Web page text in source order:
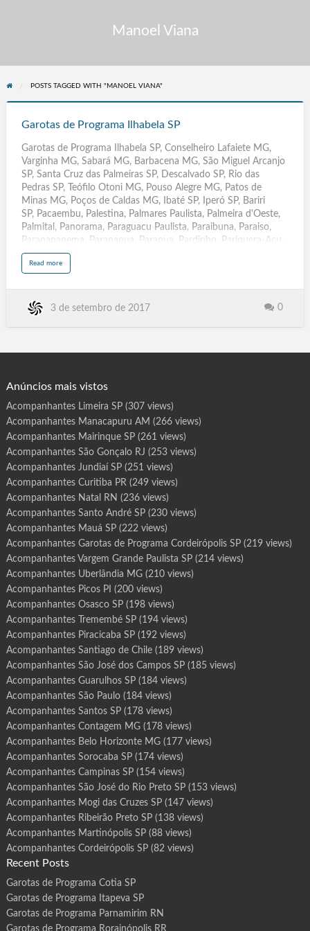
Manoel Viana
POSTS TAGGED WITH "MANOEL VIANA"
Ilhabela
Garotas de Programa Ilhabela SP
Garotas de Programa Ilhabela SP, Conselheiro Lafaiete MG,
Varginha MG, Sabará MG, Barbacena MG, São Miguel Arcanjo
SP, Santa Cruz das Palmeiras SP, Descalvado SP, Rio das
Pedras SP, Teófilo Otoni MG, Pouso Alegre MG, Patos de
Minas MG, Poços de Caldas MG, Ibaté SP, Iperó SP, Bariri
SP, Pacaembu, Palestina, Palmares Paulista, Palmeira d'Oeste,
Palmital, Panorama, Paraguacu Paulista, Paraibuna, Paraiso,
Paranapanema, Paranapua, Parapua, Pardinho, Pariquera-Acu,
Parisi, Patrocinio Paulista, Pauliceia, Paulinia, Paulistania, Paulo
de Faria, Pederneiras, Pedra Bela, Pedranopolis, Pedregulho,
Sul,Pindamonhangaba, Pindorama, Pinhalzinho, Piquerobi,
Read morea
t
a
r
e
r
m
a
l
a
e
l
a
S
P
3 de setembro de 2017 0
Anúncios mais vistos
Acompanhantes Limeira SP(307 views)
Acompanhantes Manacapuru AM (266 views)
Acompanhantes Mairinque SP(261 views)
Acompanhantes São Gonçalo RJ (253 views)
Acompanhantes Jundiaí SP(251 views)
Acompanhantes Curitiba PR(249 views)
Acompanhantes Natal RN (236 views)
Acompanhantes Santo André SP(230 views)
Acompanhantes Mauá SP(222 views)
Acompanhantes Garotas de Programa Cordeirópolis SP(219 views)
Acompanhantes Vargem Grande Paulista SP(214 views)
Acompanhantes Uberlândia MG(210 views)
Acompanhantes Picos PI (200 views)
Acompanhantes Osasco SP(198 views)
Acompanhantes Tremembé SP(194 views)
Acompanhantes Piracicaba SP(192 views)
Acompanhantes Santiago de Chile(189 views)
Acompanhantes São José dos Campos SP(185 views)
Acompanhantes Guarulhos SP(184 views)
Acompanhantes São Paulo(184 views)
Acompanhantes Santos SP(178 views)
Acompanhantes Contagem MG(178 views)
Acompanhantes Belo Horizonte MG(177 views)
Acompanhantes Sorocaba SP(174 views)
Acompanhantes Campinas SP(154 views)
Acompanhantes São José do Rio Preto SP(153 views)
Acompanhantes Mogi das Cruzes SP(147 views)
Acompanhantes Ribeirão Preto SP(138 views)
Acompanhantes Martinópolis SP(88 views)
Acompanhantes Cordeirópolis SP(82 views)
Recent Posts
Garotas de Programa Cotia SP
Garotas de Programa Itapeva SP
Garotas de Programa Parnamirim RN